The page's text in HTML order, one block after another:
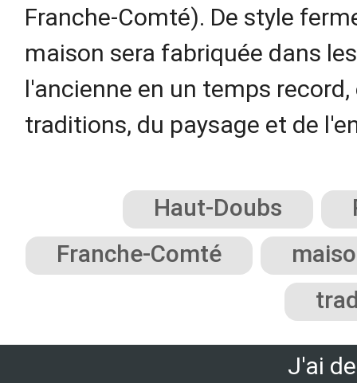
Franche-Comté). De style
maison sera fabriquée dans
l'ancienne en un temps
traditions, du paysage et de
Haut-Doubs
Franche-Comté
J'ai